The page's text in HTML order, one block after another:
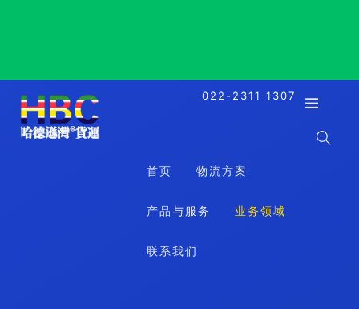
022-2311 1307
首页 物流方案
产品与服务 业务领域
联系我们